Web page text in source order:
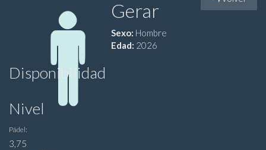
Gerar
Sexo: Hombre
Edad: 2026
Disponibilidad
Nivel
Pádel:
3,75